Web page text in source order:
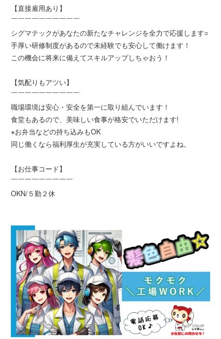
【直接雇用あり】
￣￣￣￣￣￣￣￣￣￣
シグマテックがあなたの新たなチャレンジを全力で応援します○
手厚い研修制度があるので未経験でも安心して働けます！
この機会に将来に備えてスキルアップしちゃおう！
【気配りもアツい】
￣￣￣￣￣￣￣￣￣￣
職場環境は安心・安全を第一に取り組んでいます！
食堂もあるので、美味しい食事が格安でいただけます!
※お弁当などの持ち込みもOK
同じ働くなら福利厚生が充実している方がいいですよね。
【お仕事コード】
￣￣￣￣￣￣￣￣￣
OKN/５勤２休